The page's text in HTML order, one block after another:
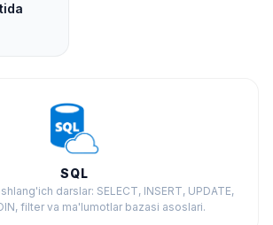
SQL
darslar: SELECT, INSERT, UPDATE,
filter va ma'lumotlar bazasi asoslari.